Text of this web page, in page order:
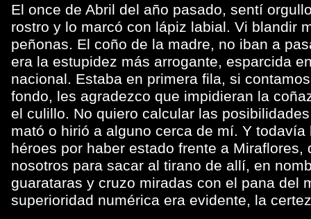
El once de Abril del año pasado, sentí
rostro y lo marcó con lápiz labial. Vi blandir
peñonas. El coño de la madre, no iban a
era la estupidez más arrogante, esparcida
nacional. Estaba en primera fila, si
fondo, les agradezco que impidieran la
el culillo. No quiero calcular las
mató o hirió a alguno cerca de mí. Y
héroes por haber estado frente a
nosotros para sacar al tirano de allí, en
guarataras y cruzo miradas con el pana del
superioridad numérica era evidente, la